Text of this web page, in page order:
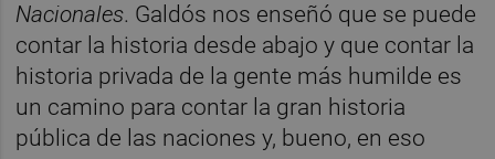
Nacionales. Galdós nos enseñó que se puede
contar la historia desde abajo y que contar la
historia privada de la gente más humilde es
un camino para contar la gran historia
pública de las naciones y, bueno, en eso